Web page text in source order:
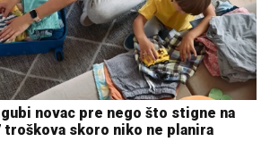
novac pre nego što stigne na
troškova skoro niko ne planira